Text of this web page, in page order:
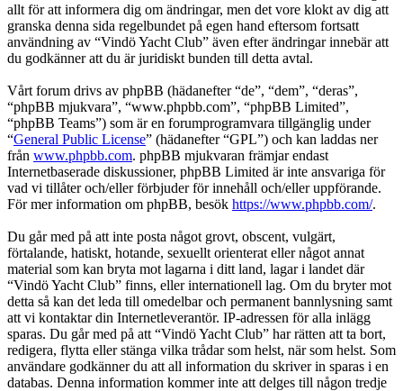
allt för att informera dig om ändringar, men det vore klokt av dig att
granska denna sida regelbundet på egen hand eftersom fortsatt
användning av “Vindö Yacht Club” även efter ändringar innebär att
du godkänner att du är juridiskt bunden till detta avtal.
Vårt forum drivs av phpBB (hädanefter “de”, “dem”, “deras”,
“phpBB mjukvara”, “www.phpbb.com”, “phpBB Limited”,
“phpBB Teams”) som är en forumprogramvara tillgänglig under
“General Public License” (hädanefter “GPL”) och kan laddas ner
från www.phpbb.com. phpBB mjukvaran främjar endast
Internetbaserade diskussioner, phpBB Limited är inte ansvariga för
vad vi tillåter och/eller förbjuder för innehåll och/eller uppförande.
För mer information om phpBB, besök https://www.phpbb.com/.
Du går med på att inte posta något grovt, obscent, vulgärt,
förtalande, hatiskt, hotande, sexuellt orienterat eller något annat
material som kan bryta mot lagarna i ditt land, lagar i landet där
“Vindö Yacht Club” finns, eller internationell lag. Om du bryter mot
detta så kan det leda till omedelbar och permanent bannlysning samt
att vi kontaktar din Internetleverantör. IP-adressen för alla inlägg
sparas. Du går med på att “Vindö Yacht Club” har rätten att ta bort,
redigera, flytta eller stänga vilka trådar som helst, när som helst. Som
användare godkänner du att all information du skriver in sparas i en
databas. Denna information kommer inte att delges till någon tredje